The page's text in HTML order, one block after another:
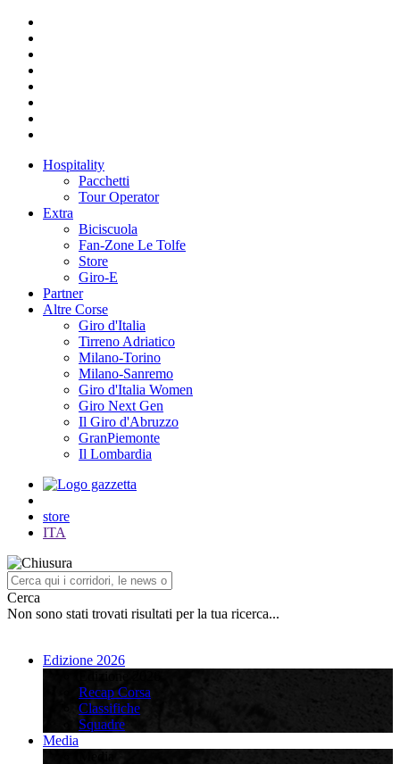
Hospitality
Pacchetti
Tour Operator
Extra
Biciscuola
Fan-Zone Le Tolfe
Store
Giro-E
Partner
Altre Corse
Giro d'Italia
Tirreno Adriatico
Milano-Torino
Milano-Sanremo
Giro d'Italia Women
Giro Next Gen
Il Giro d'Abruzzo
GranPiemonte
Il Lombardia
store
ITA
Cerca
Non sono stati trovati risultati per la tua ricerca...
Edizione 2026
Recap Corsa
Classifiche
Squadre
Media